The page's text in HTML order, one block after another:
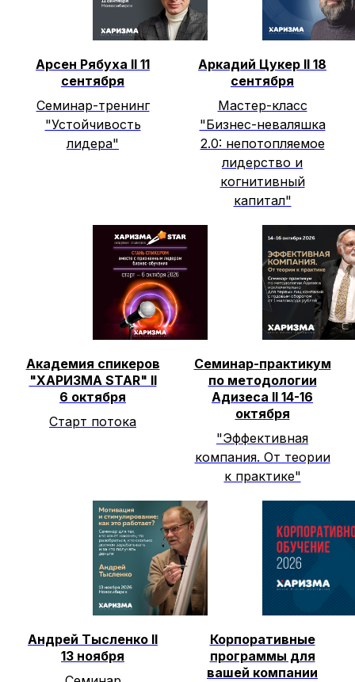
Арсен Рябуха II 11
сентября
Семинар-тренинг
"Устойчивость
лидера"
Аркадий Цукер II 18
сентября
Мастер-класс
"Бизнес-неваляшка
2.0: непотопляемое
лидерство и
когнитивный
капитал"
Академия спикеров
"ХАРИЗМА STAR" II
6 октября
Старт потока
Семинар-практикум
по методологии
Адизеса II 14-16
октября
"Эффективная
компания. От теории
к практике"
Андрей Тысленко II
13 ноября
Корпоративные
программы для
вашей компании